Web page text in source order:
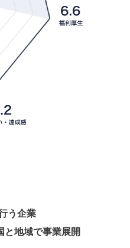
う企業
と地域で事業展開